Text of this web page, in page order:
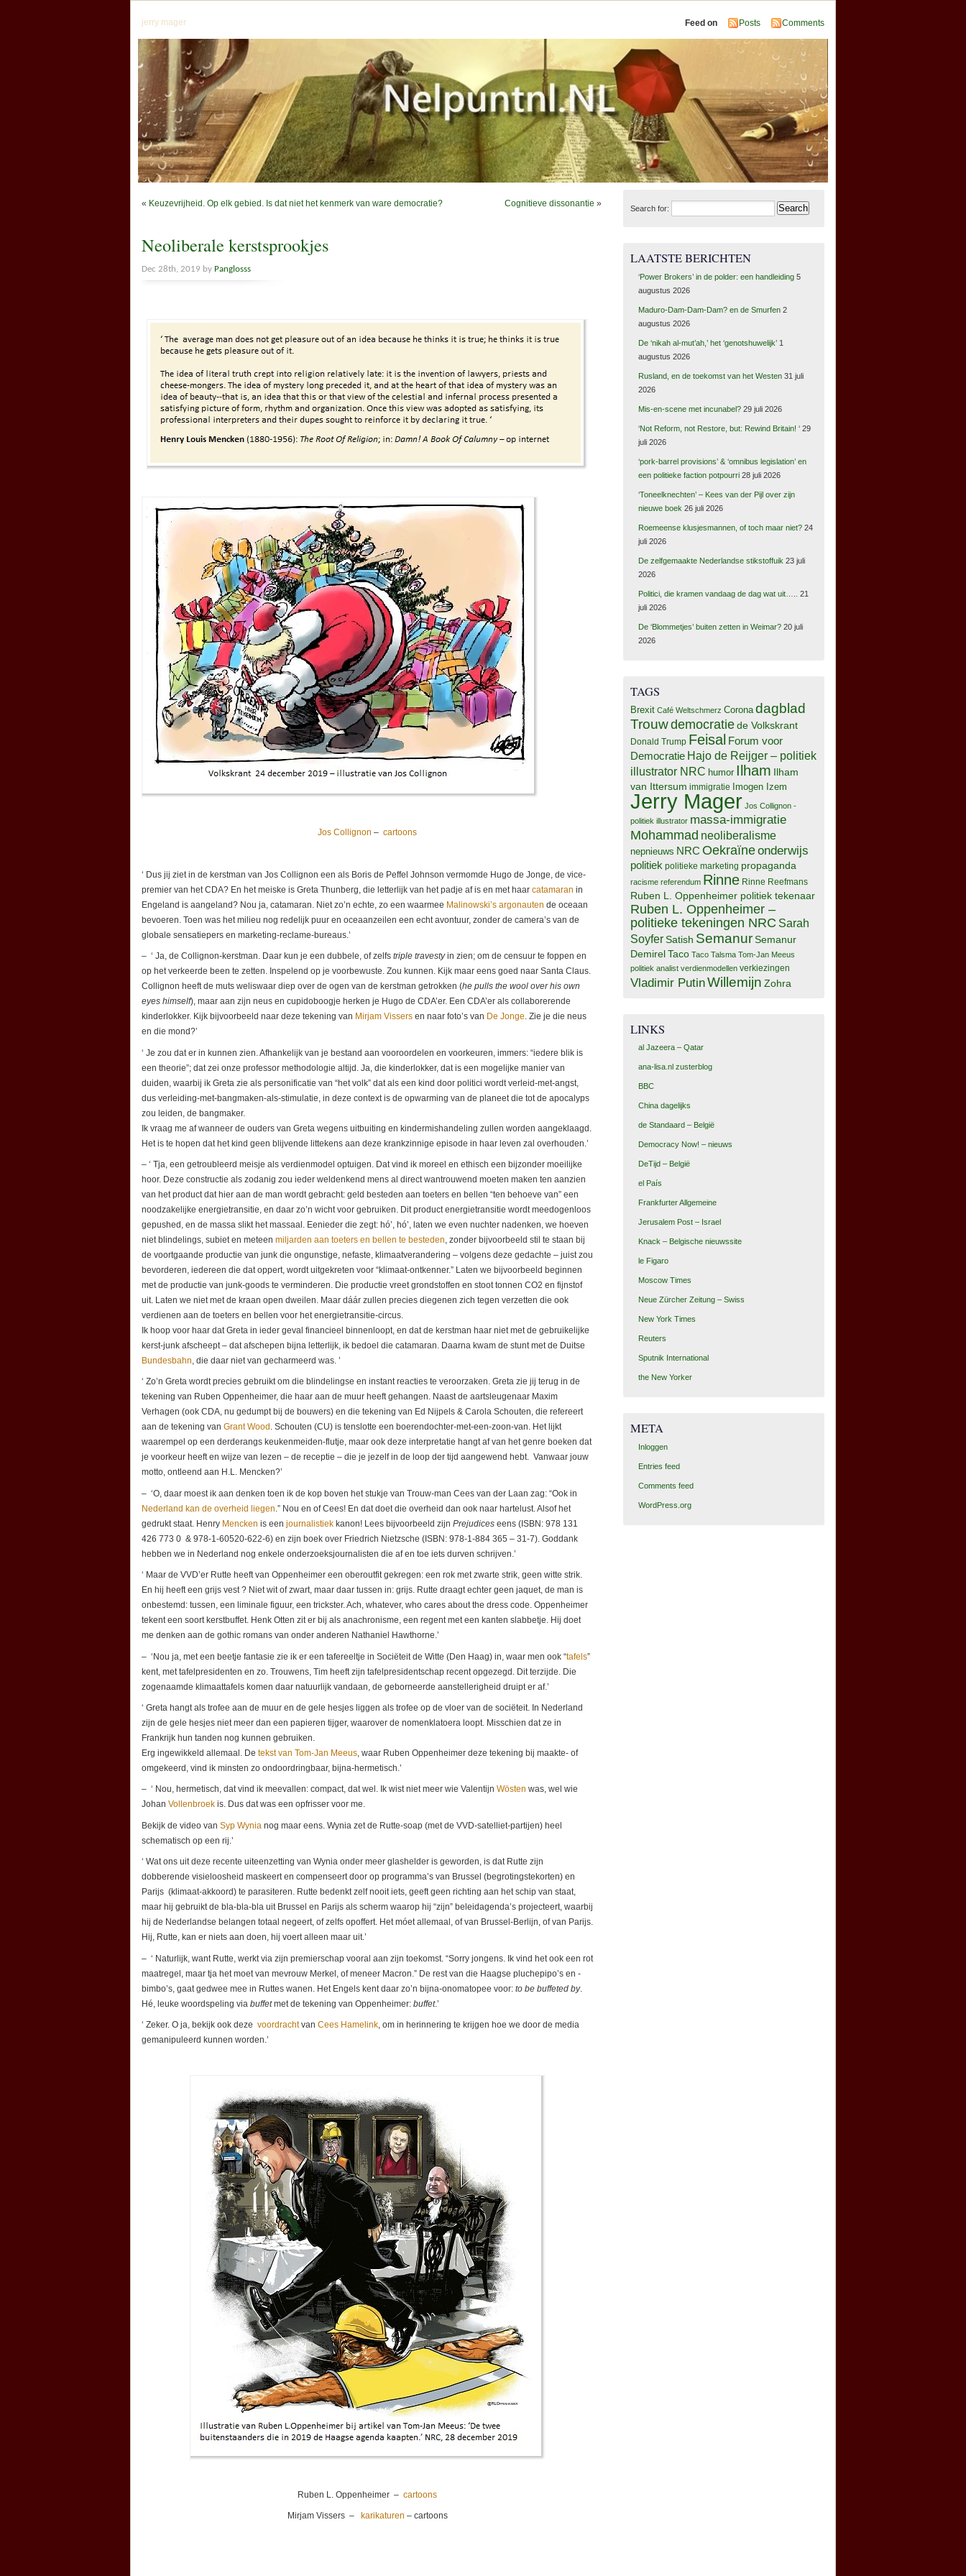
jerry mager Feed on Posts Comments
« Keuzevrijheid. Op elk gebied. Is dat niet het kenmerk van ware democratie? Cognitieve dissonantie »
Neoliberale kerstsprookjes
Dec 28th, 2019 by Panglosss
Jos Collignon – cartoons
‘ Dus jij ziet in de kerstman van Jos Collignon een als Boris de Peffel Johnson vermomde Hugo de Jonge, de vice-
premier van het CDA? En het meiske is Greta Thunberg, die letterlijk van het padje af is en met haar catamaran in
Engeland is aangeland? Nou ja, catamaran. Niet zo’n echte, zo een waarmee Malinowski’s argonauten de oceaan
bevoeren. Toen was het milieu nog redelijk puur en oceaanzeilen een echt avontuur, zonder de camera’s van de
globale sensatiepers en marketing-reclame-bureaus.’
– ‘ Ja, de Collignon-kerstman. Daar kun je een dubbele, of zelfs triple travestyin zien; om de censuur te foppen en
op het verkeerde been te zetten. Inspelend op je voorbewuste. Zou kunnen. Kijk maar eens goed naar Santa Claus.
Collignon heeft de muts weliswaar diep over de ogen van de kerstman getrokken (he pulls the wool over his own
eyes himself), maar aan zijn neus en cupidoboogje herken je Hugo de CDA’er. Een CDA’er als collaborerende
kinderlokker. Kijk bijvoorbeeld naar deze tekening van Mirjam Vissers en naar foto’s van De Jonge. Zie je die neus
en die mond?’
‘ Je zou dat er in kunnen zien. Afhankelijk van je bestand aan vooroordelen en voorkeuren, immers: “iedere blik is
een theorie”; dat zei onze professor methodologie altijd. Ja, die kinderlokker, dat is een mogelijke manier van
duiden, waarbij ik Greta zie als personificatie van “het volk” dat als een kind door politici wordt verleid-met-angst,
dus verleiding-met-bangmaken-als-stimulatie, in deze context is de opwarming van de planeet die tot de apocalyps
zou leiden, de bangmaker.
Ik vraag me af wanneer de ouders van Greta wegens uitbuiting en kindermishandeling zullen worden aangeklaagd.
Het is te hopen dat het kind geen blijvende littekens aan deze krankzinnige episode in haar leven zal overhouden.’
– ‘ Tja, een getroubleerd meisje als verdienmodel optuigen. Dat vind ik moreel en ethisch een bijzonder moeilijke
hoor. Deze constructie als zodanig zou ieder weldenkend mens al direct wantrouwend moeten maken ten aanzien
van het product dat hier aan de man wordt gebracht: geld besteden aan toeters en bellen “ten behoeve van” een
noodzakelijke energietransitie, en daar zo’n wicht voor gebruiken. Dit product energietransitie wordt meedogenloos
gepushed, en de massa slikt het massaal. Eenieder die zegt: hó’, hó’, laten we even nuchter nadenken, we hoeven
niet blindelings, subiet en meteen miljarden aan toeters en bellen te besteden, zonder bijvoorbeeld stil te staan bij
de voortgaande productie van junk die ongunstige, nefaste, klimaatverandering – volgens deze gedachte – juist zou
bevorderen, iedereen die dat oppert, wordt uitgekreten voor “klimaat-ontkenner.” Laten we bijvoorbeeld beginnen
met de productie van junk-goods te verminderen. Die productie vreet grondstoffen en stoot tonnen CO2 en fijnstof
uit. Laten we niet met de kraan open dweilen. Maar dáár zullen precies diegenen zich tegen verzetten die ook
verdienen aan de toeters en bellen voor het energietransitie-circus.
Ik hoop voor haar dat Greta in ieder geval financieel binnenloopt, en dat de kerstman haar niet met de gebruikelijke
kerst-junk afscheept – dat afschepen bijna letterlijk, ik bedoel die catamaran. Daarna kwam de stunt met de Duitse
Bundesbahn, die daar niet van gecharmeerd was. ’
‘ Zo’n Greta wordt precies gebruikt om die blindelingse en instant reacties te veroorzaken. Greta zie jij terug in de
tekening van Ruben Oppenheimer, die haar aan de muur heeft gehangen. Naast de aartsleugenaar Maxim
Verhagen (ook CDA, nu gedumpt bij de bouwers) en die tekening van Ed Nijpels & Carola Schouten, die refereert
aan de tekening van Grant Wood . Schouten (CU) is tenslotte een boerendochter-met-een-zoon-van. Het lijkt
waarempel op een derderangs keukenmeiden-flutje, maar ook deze interpretatie hangt af van het genre boeken dat
je voorkeur heeft en wijze van lezen – de receptie – die je jezelf in de loop der tijd aangewend hebt. Vanwaar jouw
motto, ontleend aan H.L. Mencken?’
– ‘O, daar moest ik aan denken toen ik de kop boven het stukje van Trouw-man Cees van der Laan zag: “Ook in
Nederland kan de overheid liegen.” Nou en of Cees! En dat doet die overheid dan ook naar hartelust. Alsof het
gedrukt staat. Henry Mencken is een journalistiek kanon! Lees bijvoorbeeld zijn Prejudices eens (ISBN: 978 131
426 773 0 & 978-1-60520-622-6) en zijn boek over Friedrich Nietzsche (ISBN: 978-1-884 365 – 31-7). Goddank
hebben we in Nederland nog enkele onderzoeksjournalisten die af en toe iets durven schrijven.’
‘ Maar de VVD’er Rutte heeft van Oppenheimer een oberoutfit gekregen: een rok met zwarte strik, geen witte strik.
En hij heeft een grijs vest ? Niet wit of zwart, maar daar tussen in: grijs. Rutte draagt echter geen jaquet, de man is
onbestemd: tussen, een liminale figuur, een trickster. Ach, whatever, who cares about the dress code. Oppenheimer
tekent een soort kerstbuffet. Henk Otten zit er bij als anachronisme, een regent met een kanten slabbetje. Hij doet
me denken aan de gothic romans van onder anderen Nathaniel Hawthorne.’
– ‘Nou ja, met een beetje fantasie zie ik er een tafereeltje in Sociëteit de Witte (Den Haag) in, waar men ook “tafels”
kent, met tafelpresidenten en zo. Trouwens, Tim heeft zijn tafelpresidentschap recent opgezegd. Dit terzijde. Die
zogenaamde klimaattafels komen daar natuurlijk vandaan, de geborneerde aanstellerigheid druipt er af.’
‘ Greta hangt als trofee aan de muur en de gele hesjes liggen als trofee op de vloer van de sociëteit. In Nederland
zijn de gele hesjes niet meer dan een papieren tijger, waarover de nomenklatoera loopt. Misschien dat ze in
Frankrijk hun tanden nog kunnen gebruiken.
Erg ingewikkeld allemaal. De tekst van Tom-Jan Meeus, waar Ruben Oppenheimer deze tekening bij maakte- of
omgekeerd, vind ik minsten zo ondoordringbaar, bijna-hermetisch.’
– ‘ Nou, hermetisch, dat vind ik meevallen: compact, dat wel. Ik wist niet meer wie Valentijn Wösten was, wel wie
Johan Vollenbroek is. Dus dat was een opfrisser voor me.
Bekijk de video van Syp Wynia nog maar eens. Wynia zet de Rutte-soap (met de VVD-satelliet-partijen) heel
schematisch op een rij.’
‘ Wat ons uit deze recente uiteenzetting van Wynia onder meer glashelder is geworden, is dat Rutte zijn
dobberende visieloosheid maskeert en compenseert door op programma’s van Brussel (begrotingstekorten) en
Parijs (klimaat-akkoord) te parasiteren. Rutte bedenkt zelf nooit iets, geeft geen richting aan het schip van staat,
maar hij gebruikt de bla-bla-bla uit Brussel en Parijs als scherm waarop hij “zijn” beleidagenda’s projecteert, waarbij
hij de Nederlandse belangen totaal negeert, of zelfs opoffert. Het móet allemaal, of van Brussel-Berlijn, of van Parijs.
Hij, Rutte, kan er niets aan doen, hij voert alleen maar uit.’
– ‘ Naturlijk, want Rutte, werkt via zijn premierschap vooral aan zijn toekomst. “Sorry jongens. Ik vind het ook een rot
maatregel, maar tja het moet van mevrouw Merkel, of meneer Macron.” De rest van die Haagse pluchepipo’s en -
bimbo’s, gaat gedwee mee in Ruttes wanen. Het Engels kent daar zo’n bijna-onomatopee voor: to be buffeted by.
Hé, leuke woordspeling via buffetmet de tekening van Oppenheimer: buffet.’
‘ Zeker. O ja, bekijk ook deze voordrachtvan Cees Hamelink, om in herinnering te krijgen hoe we door de media
gemanipuleerd kunnen worden.’
Ruben L. Oppenheimer – cartoons
Mirjam Vissers – karikaturen – cartoons
Search for:
LAATSTE BERICHTEN
‘Power Brokers’ in de polder: een handleiding 5
augustus 2026
Maduro-Dam-Dam-Dam? en de Smurfen 2
augustus 2026
De ‘nikah al-mut’ah,’ het ‘genotshuwelijk’ 1
augustus 2026
Rusland, en de toekomst van het Westen 31 juli
2026
Mis-en-scene met incunabel? 29 juli 2026
‘Not Reform, not Restore, but: Rewind Britain! ‘ 29
juli 2026
‘pork-barrel provisions’ & ‘omnibus legislation’ en
een politieke faction potpourri 28 juli 2026
‘Toneelknechten’ – Kees van der Pijl over zijn
nieuwe boek 26 juli 2026
Roemeense klusjesmannen, of toch maar niet? 24
juli 2026
De zelfgemaakte Nederlandse stikstoffuik 23 juli
2026
Politici, die kramen vandaag de dag wat uit…..
21
juli 2026
De ‘Blommetjes’ buiten zetten in Weimar? 20 juli
2026
TAGS
Brexit Café Weltschmerz Corona dagblad
Trouwdemocratiede Volkskrant
Donald Trump Feisal Forum voor
Democratie Hajo de Reijger – politiek
illustrator NRC humor Ilham Ilham
van Ittersum immigratie Imogen Izem
Jerry Mager Jos Collignon -
politiek illustrator massa-immigratie
Mohammad neoliberalisme
nepnieuws NRC Oekraïneonderwijs
politiek politieke marketing propaganda
racisme referendum Rinne Rinne Reefmans
Ruben L. Oppenheimer politiek tekenaar
Ruben L. Oppenheimer –
politieke tekeningen NRC Sarah
Soyfer Satish SemanurSemanur
DemirelTaco Taco Talsma Tom-Jan Meeus
politiek analist verdienmodellen verkiezingen
Vladimir PutinWillemijn Zohra
LINKS
al Jazeera – Qatar
ana-lisa.nl zusterblog
BBC
China dagelijks
de Standaard – België
Democracy Now! – nieuws
DeTijd – België
el País
Frankfurter Allgemeine
Jerusalem Post – Israel
Knack – Belgische nieuwssite
le Figaro
Moscow Times
Neue Zürcher Zeitung – Swiss
New York Times
Reuters
Sputnik International
the New Yorker
META
Inloggen
Entries feed
Comments feed
WordPress.org